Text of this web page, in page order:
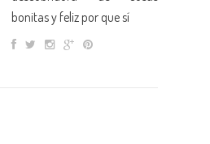
bonitas y feliz por que sí